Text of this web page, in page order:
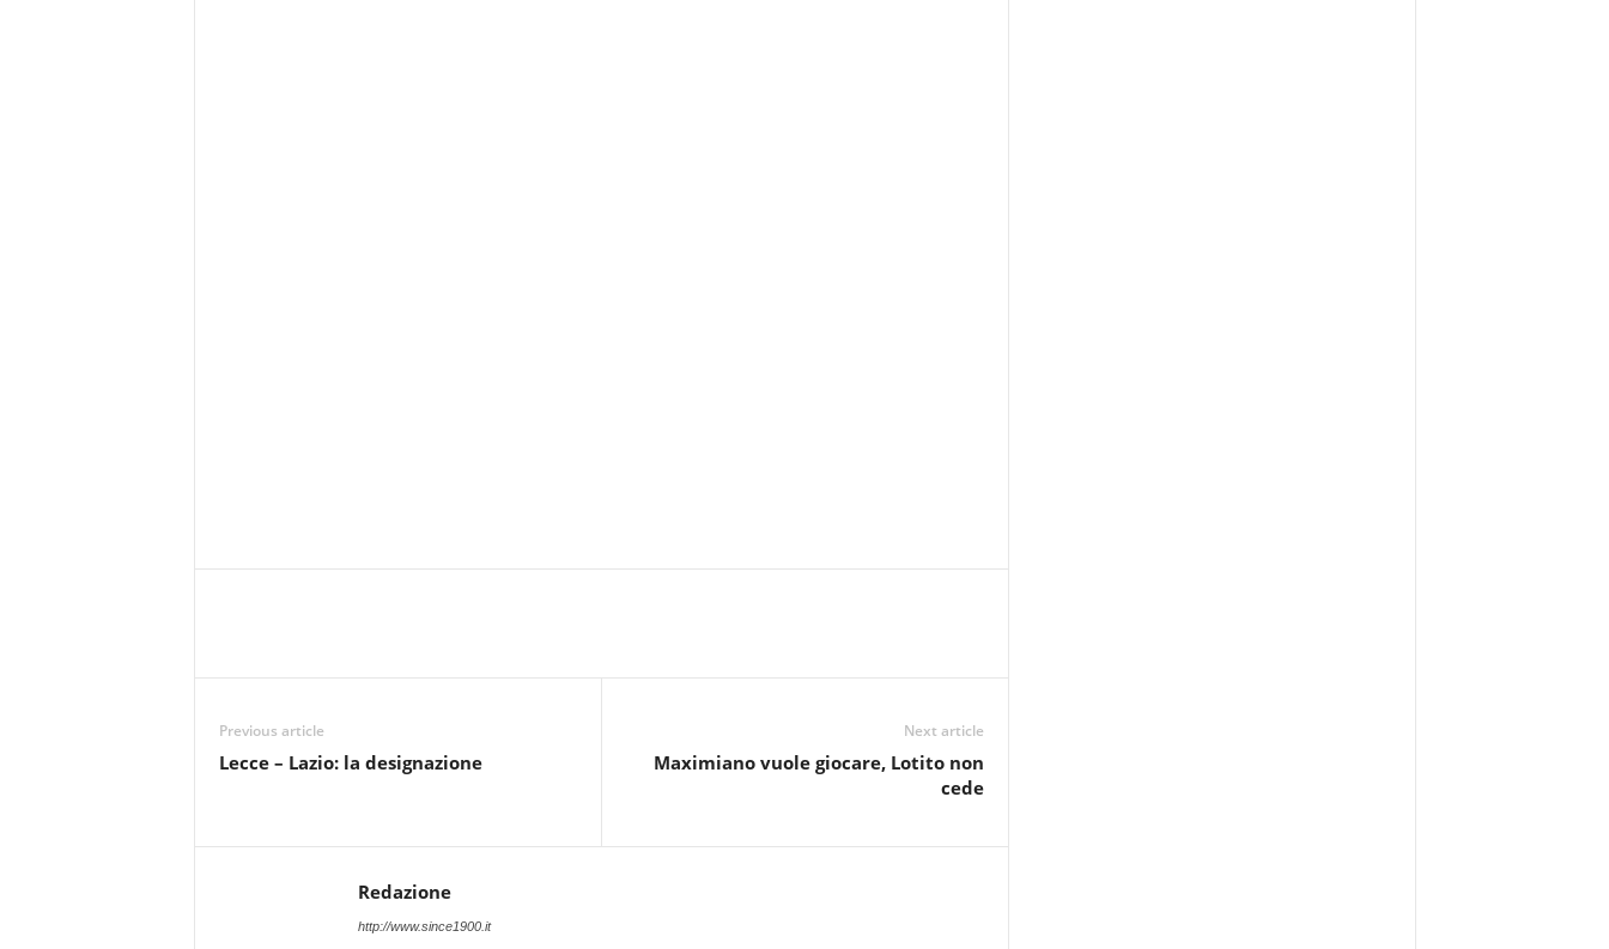
Previous article
Lecce – Lazio: la designazione
Next article
Maximiano vuole giocare, Lotito non
cede
Redazione
http://www.since1900.it